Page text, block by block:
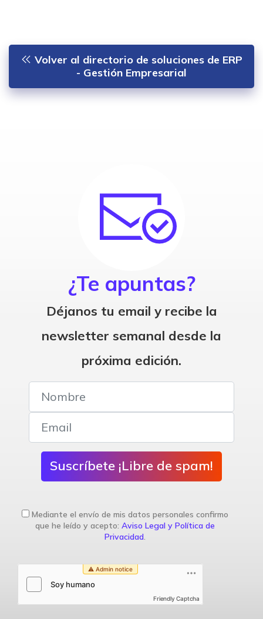
Volver al directorio de soluciones de ERP
- Gestión Empresarial
¿Te apuntas?
Déjanos tu email y recibe la
newsletter semanal desde la
próxima edición.
Suscríbete ¡Libre de spam!
Mediante el envío de mis datos personales confirmo
que he leído y acepto: Aviso Legal y Política de
Privacidad.
Friendly Captcha